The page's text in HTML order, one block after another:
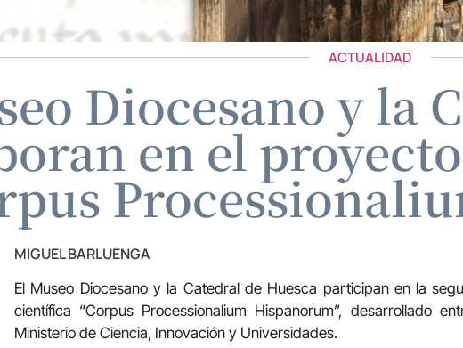
ACTUALIDAD
Diocesano y la
en el
MIGUEL BARLUENGA
El Museo Diocesano y la Catedral de Huesca participan en la
científica “Corpus Processionalium Hispanorum”,
Ministerio de Ciencia, Innovación y Universidades.